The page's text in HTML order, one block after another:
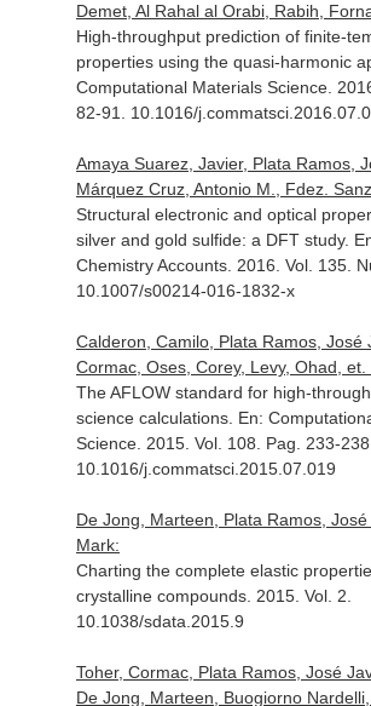
Demet, Al Rahal al Orabi, Rabih,
High-throughput prediction of finite-
properties using the quasi-harmonic
Computational Materials Science.
82-91. 10.1016/
Amaya Suarez, Javier, Plata Ramos,
Márquez Cruz, Antonio M., Fdez.
Structural electronic and optical
silver and gold sulfide: a DFT study.
Chemistry Accounts. 2016. Vol. 135.
10.1007/s00214-016-1832-x
Calderon, Camilo, Plata Ramos, José
Cormac, Oses, Corey, Levy, Ohad, et.
The AFLOW standard for high-
science calculations. En:
Science. 2015. Vol. 108. Pag. 233-238.
10.1016/j.commatsci.2015.07.019
De Jong, Marteen, Plata Ramos, José
Mark:
Charting the complete elastic
crystalline compounds. 2015. Vol. 2.
10.1038/sdata.2015.9
Toher, Cormac, Plata Ramos, José
De Jong, Marteen, Buogiorno